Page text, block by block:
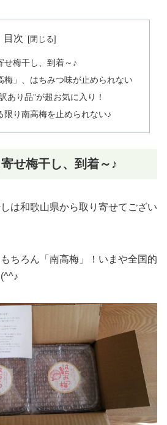
目次
せ梅干し、到着～♪
梅」、はちみつ味が止められない
あり品”が超お気に入り！
限り南高梅を止められない♪
せ梅干し、到着～♪
は和歌山県から取り寄せてござい
ちろん「南高梅」！いまや全国的